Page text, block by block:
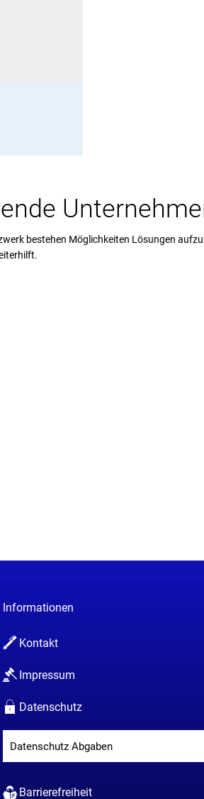
bestehen Möglichkeiten Lösungen
Informationen
Kontakt
Impressum
Datenschutz
Datenschutz Abgaben
Barrierefreiheit